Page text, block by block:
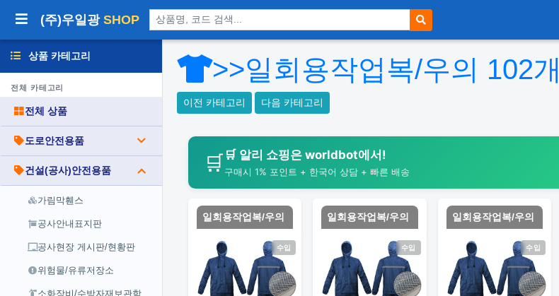
(주)우일광 SHOP 상품 검색
상품 카테고리
전체 카테고리
전체 상품
도로안전용품
건설(공사)안전용품
가림막휀스
공사안내표지판
공사현장 게시판/현황판
위험물/유류저장소
소화장비/수방자재보관함
>>일회용작업복/우의 102개
이전 카테고리 다음 카테고리
🛒 🛒 알리 쇼핑은 worldbot에서!
구매시 1% 포인트 + 한국어 상담 + 빠른 배송
일회용작업복/우의
수입
일회용작업복/우의
수입
일회용작업복/우의
수입